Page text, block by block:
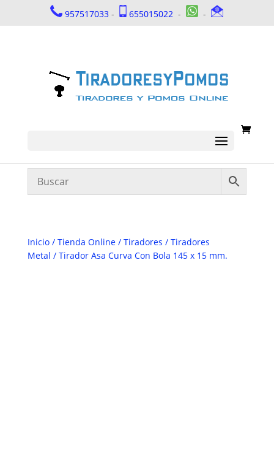
957517033 - 655015022 - -
Inicio/ Tienda Online/ Tiradores / Tiradores
Metal / Tirador Asa Curva Con Bola 145 x 15 mm.